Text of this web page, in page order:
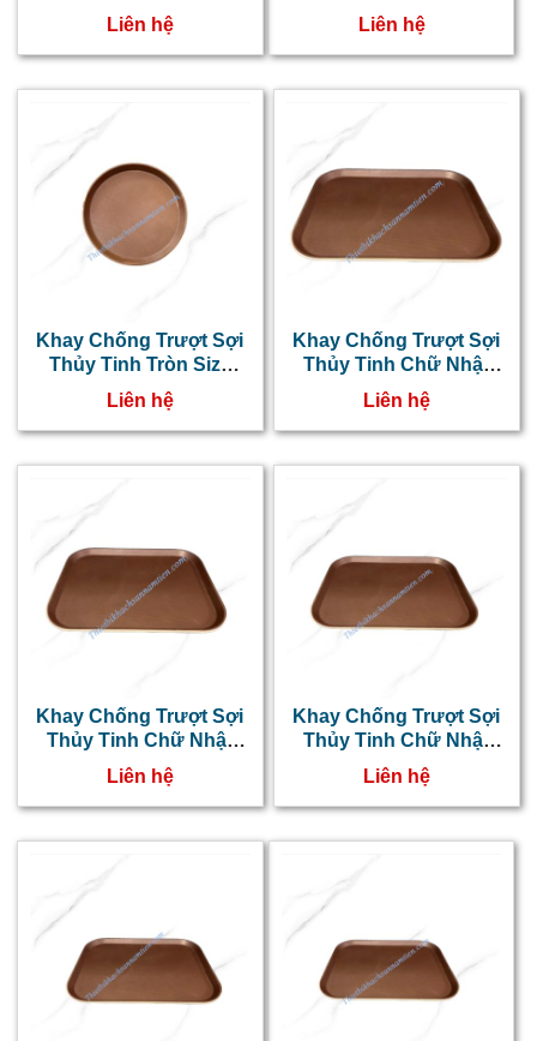
41cm NT0603017
Liên hệ
36cm NT0603016
Liên hệ
Khay Chống Trượt Sợi
Thủy Tinh Tròn Size
28cm NT0603015
Liên hệ
Khay Chống Trượt Sợi
Thủy Tinh Chữ Nhật
45x65cm NT0603014
Liên hệ
Khay Chống Trượt Sợi
Thủy Tinh Chữ Nhật
41x56cm NT0603013
Liên hệ
Khay Chống Trượt Sợi
Thủy Tinh Chữ Nhật
38x51cm NT0603012
Liên hệ